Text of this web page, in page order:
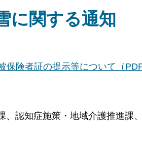
に関する通知
険者証の提示等について（PDF
知症施策・地域介護推進課